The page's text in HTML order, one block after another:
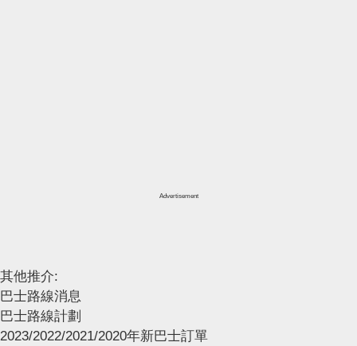
Advertisement
其他推介:
巴士路線消息
巴士路線計劃
2023/2022/2021/2020年新巴士訂單